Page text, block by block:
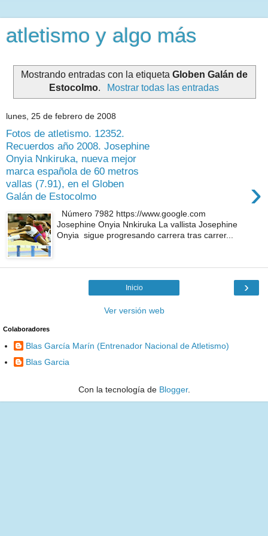
atletismo y algo más
Mostrando entradas con la etiqueta Globen Galán de
Estocolmo. Mostrar todas las entradas
lunes, 25 de febrero de 2008
Fotos de atletismo. 12352.
Recuerdos año 2008. Josephine
Onyia Nnkiruka, nueva mejor
marca española de 60 metros
vallas (7.91), en el Globen
Galán de Estocolmo
›
Número 7982 https://www.google.com
Josephine Onyia Nnkiruka La vallista Josephine
Onyia sigue progresando carrera tras carrer...
›
Inicio
Ver versión web
Colaboradores
Blas García Marín (Entrenador Nacional de Atletismo)
Blas Garcia
Con la tecnología de Blogger.